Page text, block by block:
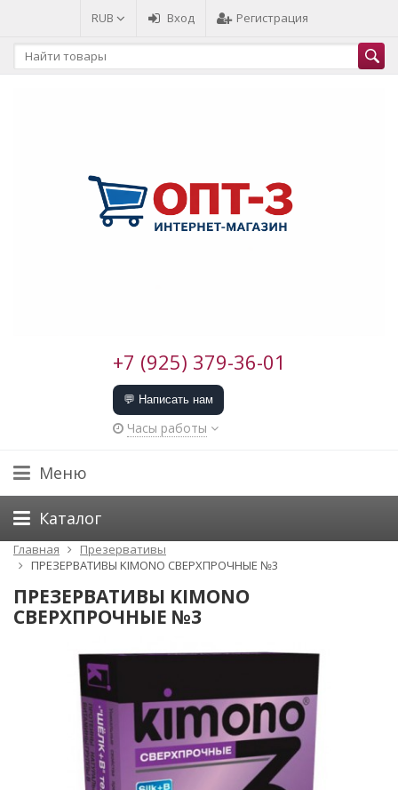
RUB Вход Регистрация
+7 (925) 379-36-01
💬 Написать нам
Часы работы
Меню
Каталог
Главная
Презервативы
ПРЕЗЕРВАТИВЫ KIMONO СВЕРХПРОЧНЫЕ №3
ПРЕЗЕРВАТИВЫ KIMONO
СВЕРХПРОЧНЫЕ №3